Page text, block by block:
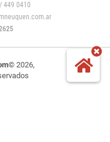
449 0410
© 2026,